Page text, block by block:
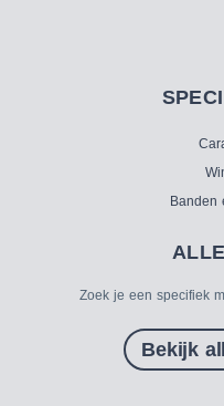
Banden
Zoek je een specifiek
Bekijk